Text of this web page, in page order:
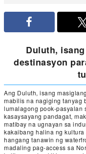
Duluth,
destinasyon
Ang Duluth, isang
mabilis na nagiging tanyag
lumalagong pook-pasyalan
kasaysayang pandagat,
matibay na ugnayan sa
kakaibang halina ng
hangang tanawin ng
madaling pag-access sa